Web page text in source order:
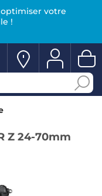
votre
!
Z 24-70mm